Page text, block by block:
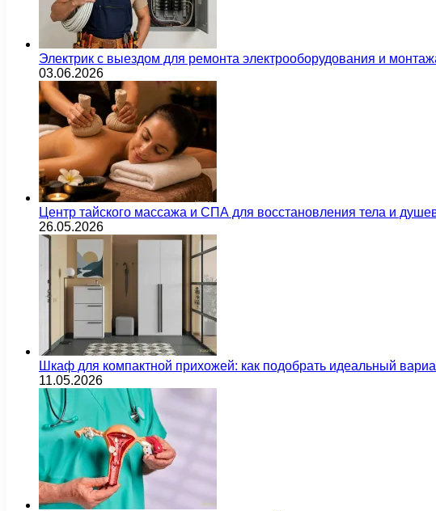
Электрик с выездом для ремонта электрооборудования и
03.06.2026
Центр тайского массажа и СПА для восстановления тела и
26.05.2026
Шкаф для компактной прихожей: как подобрать идеальный
11.05.2026